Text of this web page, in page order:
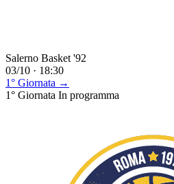
Salerno Basket '92
03/10 · 18:30
1° Giornata →
1° Giornata In programma